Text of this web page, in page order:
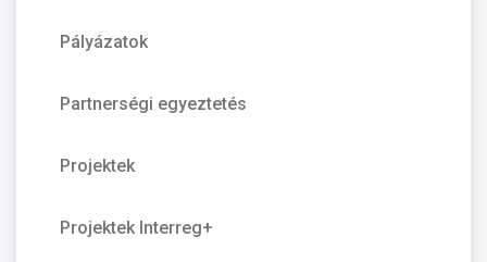
Pályázatok
Partnerségi egyeztetés
Projektek
Projektek Interreg+